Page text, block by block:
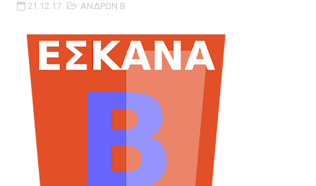
ΧΡΟΝΙΑ ΠΟΛΛΑ ΣΤΟ ΕΛΛΗΝΙΚΟ ΜΠΑΣΚΕΤ : 39Η ΕΠΕΤΕΙΟΣ ΑΠΟ
Ο δρόμος για τον 29ο τελικό κυπέλλου ανδρών ΕΣΚΑΝΑ
U21: Τεράστια πρόκριση για τον Πανελευσινιακό στον
Γ΄ανδρών play offs : "Σκληρό" καρύδι η Φιλία Περάματος
Play off B εφήβων Β φάση Στο f4 ΑΕ Ρέντη, Πέρα , Ερμής
21.12.17 ΑΝΔΡΩΝ Β